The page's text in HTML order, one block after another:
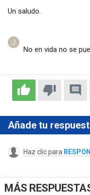
Un saludo.
No en vida no se
Añade tu
Haz clic para
MÁS